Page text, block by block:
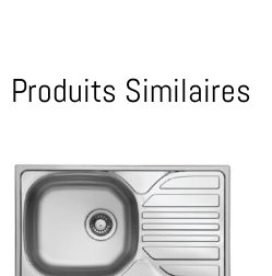
Produits Similaires